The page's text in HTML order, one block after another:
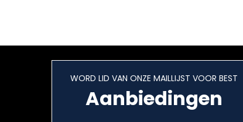
WORD LID VAN ONZE MAILLIJST VOOR BEST
Aanbiedingen